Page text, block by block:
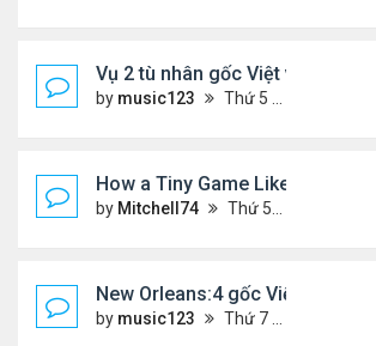
Vụ 2 tù nhân gốc Việt vượt ngục
by music123 Thứ 5 Tháng 1 29, 2026 6:49 pm
How a Tiny Game Like Eggy
by Mitchell74 Thứ 5 Tháng 1 29, 2026 12:18 am
New Orleans:4 gốc Việt bị bắt
by music123 Thứ 7 Tháng 1 24, 2026 5:06 pm